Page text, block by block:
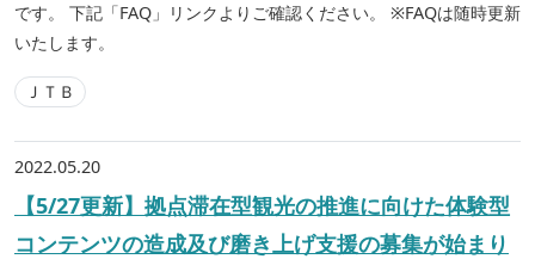
です。 下記「FAQ」リンクよりご確認ください。 ※FAQは随時更新
いたします。
ＪＴＢ
2022.05.20
【5/27更新】拠点滞在型観光の推進に向けた体験型
コンテンツの造成及び磨き上げ支援の募集が始まり